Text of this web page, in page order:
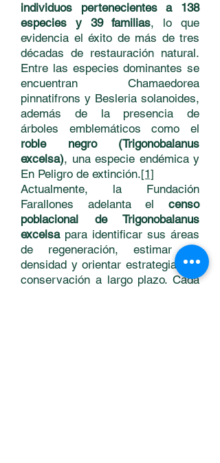
individuos pertenecientes a 138
especies y 39 familias, lo que
evidencia el éxito de más de tres
décadas de restauración natural.
Entre las especies dominantes se
encuentran Chamaedorea
pinnatifrons y Besleria solanoides,
además de la presencia de
árboles emblemáticos como el
roble negro (Trigonobalanus
excelsa), una especie endémica y
En Peligro de extinción.[1]
Actualmente, la Fundación
Farallones adelanta el censo
poblacional de Trigonobalanus
excelsapara identificar sus áreas
de regeneración, estimar su
densidad y orientar estrategias de
conservación a largo plazo. Cada